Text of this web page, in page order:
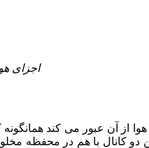
اجزای
از آن عبور می کند
دو کانال با هم در محفظه